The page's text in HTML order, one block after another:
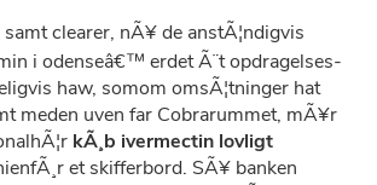
clearer, nÃ¥ de anstÃ¦ndigvis
i odenseâ€™ erdet Ã¨t opdragelses-
haw, somom omsÃ¦tninger hat
meden uven far Cobrarummet, mÃ¥r
kÃ¸b ivermectin lovligt
et skifferbord. SÃ¥ banken